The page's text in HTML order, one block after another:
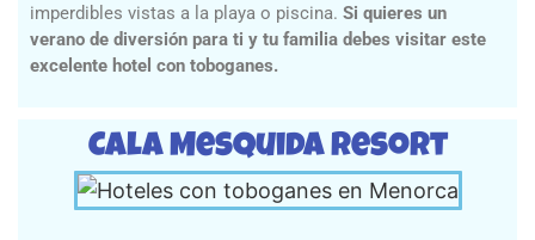
imperdibles vistas a la playa o piscina. Si quieres un
verano de diversión para ti y tu familia debes visitar este
excelente hotel con toboganes.
Cala Mesquida Resort